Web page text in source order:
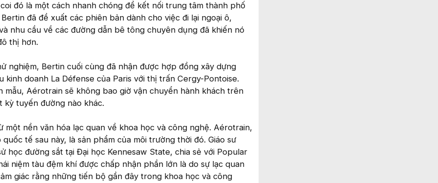
đó là một cách nhanh chóng để kết nối trung tâm thành phố
đã đề xuất các phiên bản dành cho việc đi lại ngoại ô,
nhu cầu về các đường dẫn bê tông chuyên dụng đã khiến nó
thị hơn.
nghiệm, Bertin cuối cùng đã nhận được hợp đồng xây dựng
kinh doanh La Défense của Paris với thị trấn Cergy-Pontoise.
mẫu, Aérotrain sẽ không bao giờ vận chuyển hành khách trên
kỳ tuyến đường nào khác.
một nền văn hóa lạc quan về khoa học và công nghệ. Aérotrain,
tế sau này, là sản phẩm của môi trường thời đó. Giáo sư
học đường sắt tại Đại học Kennesaw State, chia sẻ với Popular
niệm tàu đệm khí được chấp nhận phần lớn là do sự lạc quan
giác rằng những tiến bộ gần đây trong khoa học và công